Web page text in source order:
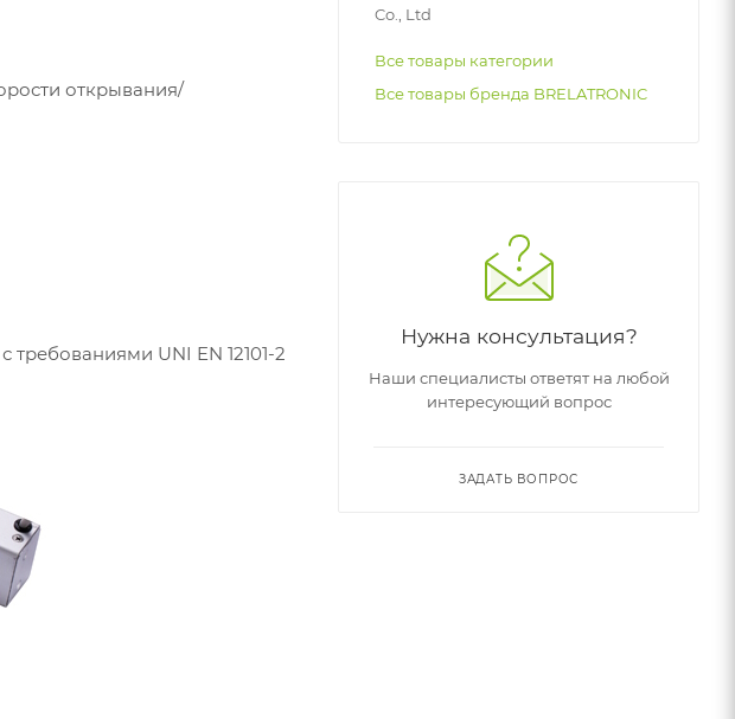
открывания/
UNI EN 12101-2
Co., Ltd
Все товары категории
Все товары бренда BRELATRONIC
Нужна консультация?
Наши специалисты ответят на любой
интересующий вопрос
ЗАДАТЬ ВОПРОС